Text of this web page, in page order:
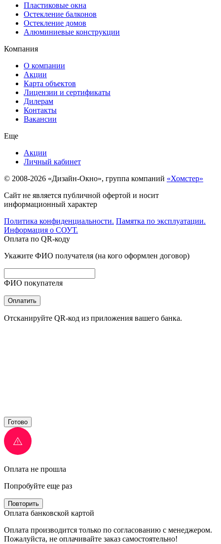
Пластиковые окна
Остекление балконов
Остекление домов
Алюминиевые конструкции
Компания
О компании
Акции
Карта объектов
Лицензии и сертификаты
Дилерам
Контакты
Вакансии
Еще
Акции
Личный кабинет
© 2008-2026 «Дизайн-Окно», группа компаний «Хомстер»
Сайт не является публичной офертой и носит
информационный характер
Политика конфиденциальности. Памятка по эксплуатации.
Информация о СОУТ.
Оплата по QR-коду
Укажите ФИО получателя (на кого оформлен договор)
ФИО покупателя
Оплатить
Отсканируйте QR-код из приложения вашего банка.
Готово
Оплата не прошла
Попробуйте еще раз
Повторить
Оплата банковской картой
Оплата производится только по согласованию с менеджером.
Пожалуйста, не оплачивайте заказ самостоятельно!